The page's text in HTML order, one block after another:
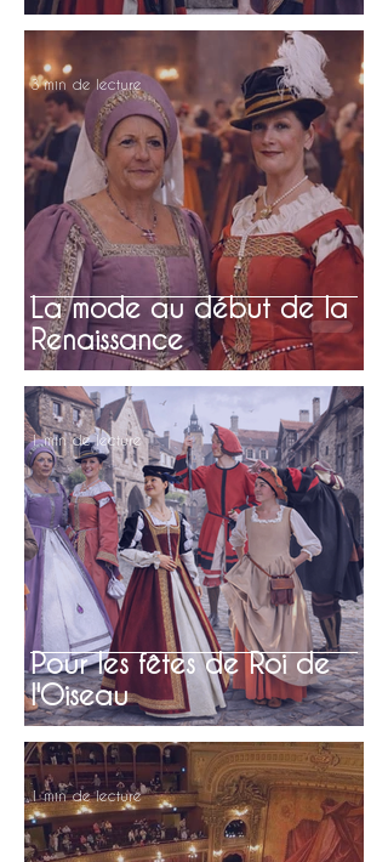
La mode au début de la
Renaissance
3 min de lecture
Pour les fêtes de Roi de
l'Oiseau
1 min de lecture
1 min de lecture